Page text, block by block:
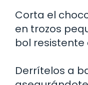
Corta el
en trozos
bol resistente
Derrítelos a